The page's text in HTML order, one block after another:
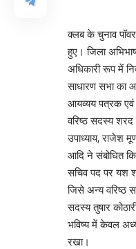
क्लब के चुनाव
हुए। जिला
अधिकारी रूप में
साधारण सभा का
आयव्यय पत्रक एवं
वरिष्ठ सदस्य शरद
उपाध्याय, राजेश
आदि ने संबोधित
सचिव पद पर यश
जिसे अन्य वरिष्ठ
सदस्य तुषार
भविष्य में केवल
रखा।